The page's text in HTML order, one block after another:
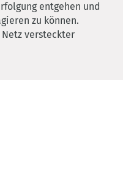
entgehen und
zu können.
Netz versteckter